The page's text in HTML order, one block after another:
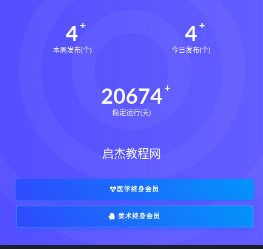
4
本周发布(个)
4
今日发布(个)
20674
稳定运行(天)
启杰教程网
医学终身会员
美术终身会员